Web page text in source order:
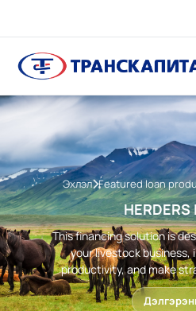
Эхлэл Featured loan
HERDERS
This financing solution is
your livestock business,
productivity, and make
tailored to seasonal cycles
The loan can be quickly